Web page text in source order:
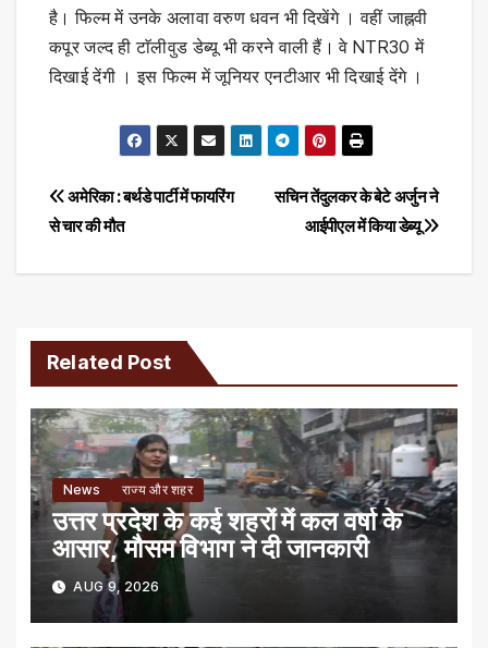
है। फिल्म में उनके अलावा वरुण धवन भी दिखेंगे । वहीं जाह्नवी
कपूर जल्द ही टाॅलीवुड डेब्यू भी करने वाली हैं। वे NTR30 में
दिखाई देंगी । इस फिल्म में जूनियर एनटीआर भी दिखाई देंगे ।
Post
navigation
सचिन तेंदुलकर के बेटे अर्जुन ने
आईपीएल में किया डेब्यू
अमेरिका : बर्थडे पार्टी में फायरिंग
से चार की मौत
Related Post
News राज्य और शहर
उत्तर प्रदेश के कई शहरों में कल वर्षा के
आसार, मौसम विभाग ने दी जानकारी
AUG 9, 2026